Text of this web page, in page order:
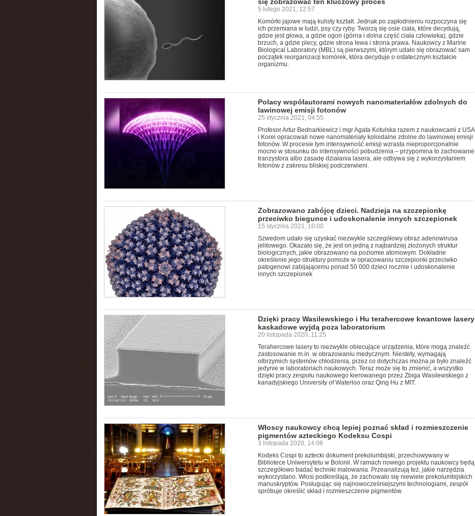
5 lutego 2021, 12:57
Komórki jajowe mają kulisty kształt. Jednak po zapłodnieniu rozpoczyna się
ich przemiana w ludzi, psy czy ryby. Tworzą się osie ciała, które decydują,
gdzie jest głowa, a gdzie ogon (górna i dolna część ciała człowieka), gdzie
brzuch, a gdzie plecy, gdzie strona lewa i strona prawa. Naukowcy z Marine
Biological Laboratory (MBL) są pierwszymi, którym udało się obrazować sam
początek reorganizacji komórek, która decyduje o ostatecznym kształcie
organizmu.
Polacy współautorami nowych nanomateriałów zdolnych do
lawinowej emisji fotonów
25 stycznia 2021, 04:55
Profesor Artur Bednarkiewicz i mgr Agata Kotulska razem z naukowcami z USA
i Korei opracowali nowe nanomateriały koloidalne zdolne do lawinowej emisji
fotonów. W procesie tym intensywność emisji wzrasta nieproporcjonalnie
mocno w stosunku do intensywności pobudzenia – przypomina to zachowanie
tranzystora albo zasadę działania lasera, ale odbywa się z wykorzystaniem
fotonów z zakresu bliskiej podczerwieni.
Zobrazowano zabójcę dzieci. Nadzieja na szczepionkę
przeciwko biegunce i udoskonalenie innych szczepionek
15 stycznia 2021, 10:00
Szwedom udało się uzyskać niezwykle szczegółowy obraz adenowirusa
jelitowego. Okazało się, że jest on jedną z najbardziej złożonych struktur
biologicznych, jakie obrazowano na poziomie atomowym. Dokładne
określenie jego struktury pomoże w opracowaniu szczepionki przeciwko
patogenowi zabijającemu ponad 50 000 dzieci rocznie i udoskonalenie
innych szczepionek
Dzięki pracy Wasilewskiego i Hu terahercowe kwantowe lasery
kaskadowe wyjdą poza laboratorium
20 listopada 2020, 11:25
Terahercowe lasery to niezwykle obiecujące urządzenia, które mogą znaleźć
zastosowanie m.in. w obrazowaniu medycznym. Niestety, wymagają
olbrzymich systemów chłodzenia, przez co dotychczas można je było znaleźć
jedynie w laboratoriach naukowych. Teraz może się to zmienić, a wszystko
dzięki pracy zespołu naukowego kierowanego przez Zbiga Wasilewskiego z
kanadyjskiego University of Waterloo oraz Qing Hu z MIT.
Włoscy naukowcy chcą lepiej poznać skład i rozmieszczenie
pigmentów azteckiego Kodeksu Cospi
3 listopada 2020, 14:06
Kodeks Cospi to aztecki dokument prekolumbijski, przechowywany w
Bibliotece Uniwersytetu w Bolonii. W ramach nowego projektu naukowcy będą
szczegółowo badać techniki malowania. Przeanalizują też, jakie narzędzia
wykorzystano. Włosi podkreślają, że zachowało się niewiele prekolumbijskich
manuskryptów. Posługując się najnowocześniejszymi technologiami, zespół
spróbuje określić skład i rozmieszczenie pigmentów.